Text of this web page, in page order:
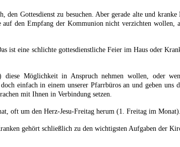
Gottesdienst zu besuchen. Aber gerade alte und
den Empfang der Kommunion nicht verzichten wollen,
ist eine schlichte gottesdienstliche Feier im Haus oder
Möglichkeit in Anspruch nehmen wollen, oder
einfach in einem unserer Pfarrbüros an und geben
mit Ihnen in Verbindung setzen.
oft um den Herz-Jesu-Freitag herum (1. Freitag im
gehört schließlich zu den wichtigsten Aufgaben der